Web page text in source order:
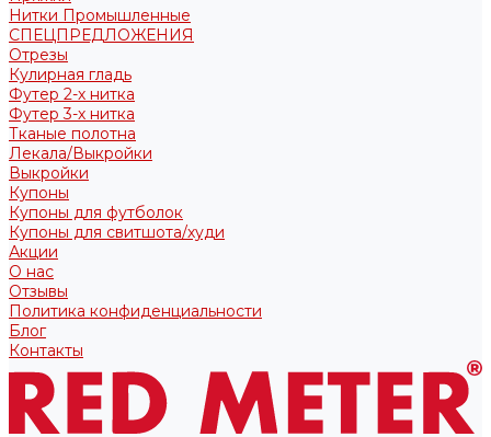
Нитки Промышленные
СПЕЦПРЕДЛОЖЕНИЯ
Отрезы
Кулирная гладь
Футер 2-х нитка
Футер 3-х нитка
Тканые полотна
Лекала/Выкройки
Выкройки
Купоны
Купоны для футболок
Купоны для свитшота/худи
Акции
О нас
Отзывы
Политика конфиденциальности
Блог
Контакты